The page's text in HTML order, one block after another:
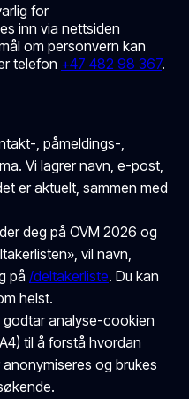
for
inn via nettsiden
om personvern kan
telefon +47 482 98 367.
, påmeldings-,
Vi lagrer navn, e-post,
er aktuelt, sammen med
deg på OVM 2026 og
vil navn,
på /deltakerliste. Du kan
helst.
analyse-cookien
til å forstå hvordan
og brukes